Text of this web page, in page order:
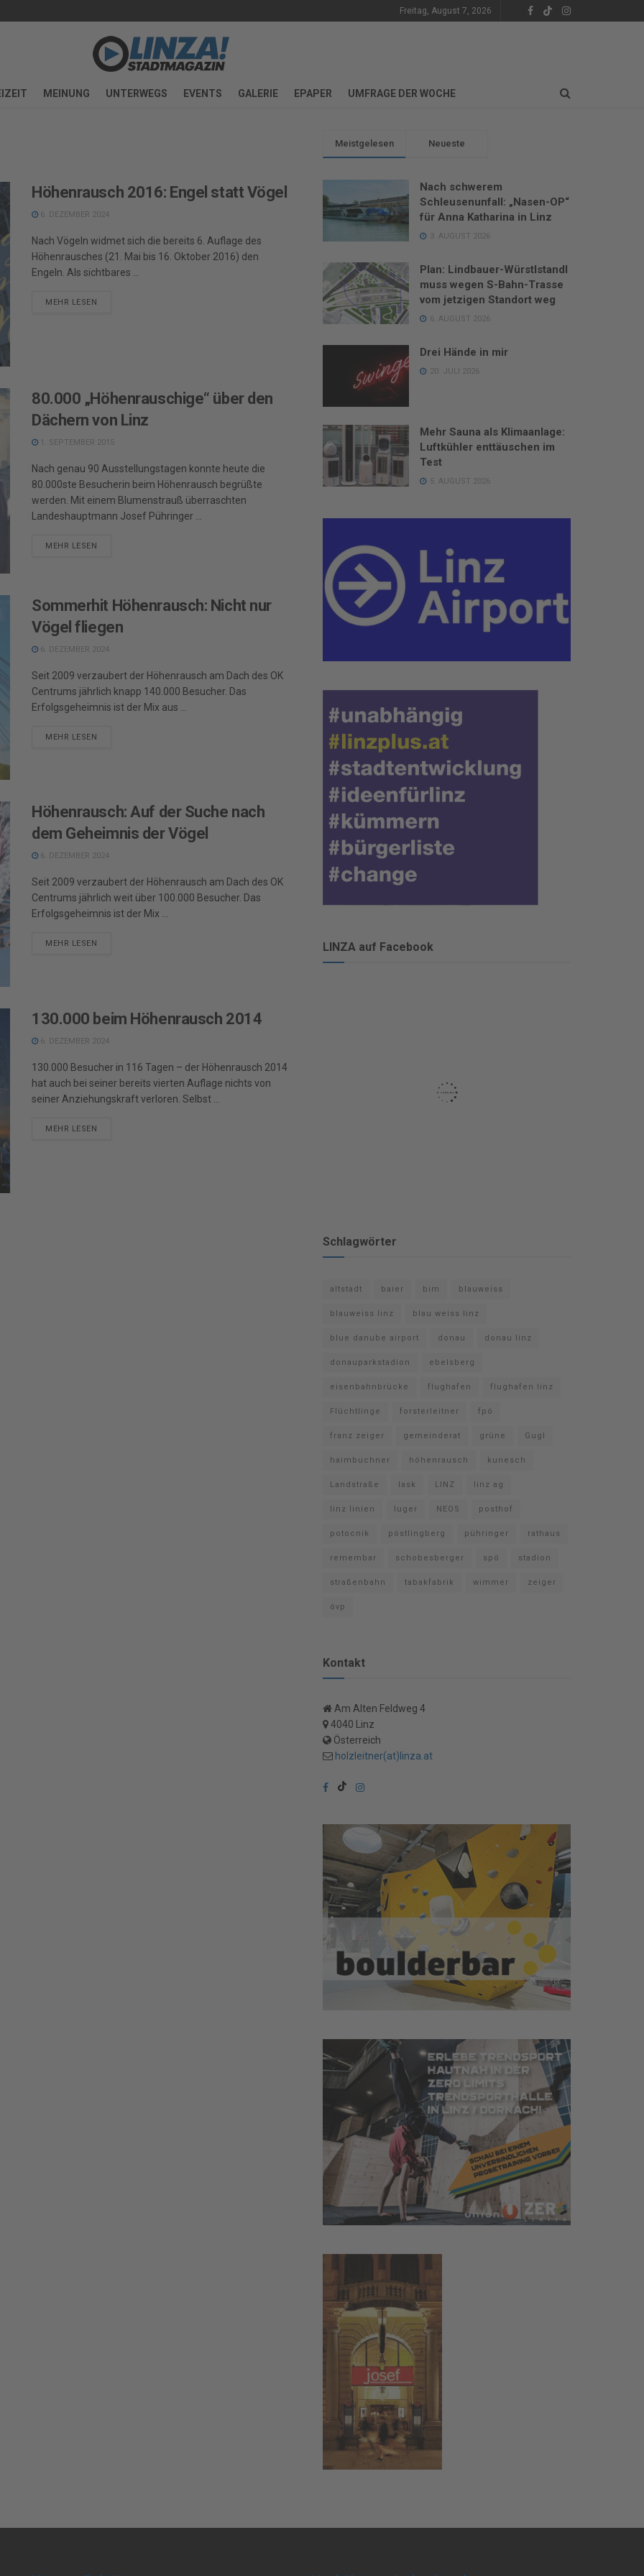
Freitag, August 7, 2026
MEINUNG UNTERWEGS EVENTS GALERIE EPAPER UMFRAGE DER WOCHE
Höhenrausch 2016: Engel statt Vögel
6. DEZEMBER 2024
Nach Vögeln widmet sich die bereits 6. Auflage des
Höhen­rausches (21. Mai bis 16. Oktober 2016) den
Engeln. Als sichtbares ...
MEHR LESEN
80.000 „Höhenrauschige“ über den
Dächern von Linz
1. SEPTEMBER 2015
Nach genau 90 Ausstellungstagen konnte heute die
80.000ste Besucherin beim Höhenrausch begrüßte
werden. Mit einem Blumenstrauß überraschten
Landeshauptmann Josef Pühringer ...
MEHR LESEN
Sommerhit Höhenrausch: Nicht nur
Vögel fliegen
6. DEZEMBER 2024
Seit 2009 verzaubert der Höhenrausch am Dach des OK
Centrums jährlich knapp 140.000 Besucher. Das
Erfolgsgeheimnis ist der Mix aus ...
MEHR LESEN
Höhenrausch: Auf der Suche nach
dem Geheimnis der Vögel
6. DEZEMBER 2024
Seit 2009 verzaubert der Höhenrausch am Dach des OK
Centrums jährlich weit über 100.000 Besucher. Das
Erfolgsgeheimnis ist der Mix ...
MEHR LESEN
130.000 beim Höhenrausch 2014
6. DEZEMBER 2024
130.000 Besucher in 116 Tagen – der Höhenrausch 2014
hat auch bei seiner bereits vierten Auflage nichts von
seiner Anziehungskraft verloren. Selbst ...
MEHR LESEN
Meistgelesen Neueste
Nach schwerem
Schleusenunfall: „Nasen-OP“
für Anna Katharina in Linz
3. AUGUST 2026
Plan: Lindbauer-Würstlstandl
muss wegen S-Bahn-Trasse
vom jetzigen Standort weg
6. AUGUST 2026
Drei Hände in mir
20. JULI 2026
Mehr Sauna als Klimaanlage:
Luftkühler enttäuschen im
Test
5. AUGUST 2026
LINZA auf Facebook
Schlagwörter
altstadt baier bim blauweiss
blauweiss linz blau weiss linz
blue danube airport donau donau linz
donauparkstadion ebelsberg
eisenbahnbrücke flughafen flughafen linz
Flüchtlinge forsterleitner fpö
franz zeiger gemeinderat grüne Gugl
haimbuchner höhenrausch kunesch
Landstraße lask LINZ linz ag
linz linien luger NEOS posthof
potocnik pöstlingberg pühringer rathaus
remembar schobesberger spö stadion
straßenbahn tabakfabrik wimmer zeiger
övp
Kontakt
Am Alten Feldweg 4
4040 Linz
Österreich
holzleitner(at)linza.at